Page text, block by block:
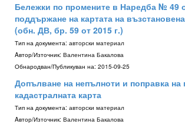
Бележки по промените в Наредба № 49
поддържане на картата на
(обн. ДВ, бр. 59 от 2015 г.)
Тип на документа: авторски материал
Aвтор/Източник: Валентина Бакалова
Обнародван/Публикуван на: 2015-09-25
Допълване на непълноти и поправка на
кадастралната карта
Тип на документа: авторски материал
Aвтор/Източник: Валентина Бакалова